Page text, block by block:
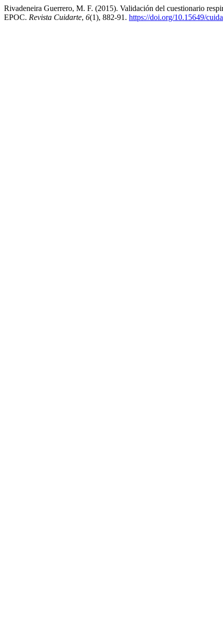
Rivadeneira Guerrero, M. F. (2015). Validación del cuestionario
EPOC. Revista Cuidarte, 6(1), 882-91. https://doi.org/10.15649/